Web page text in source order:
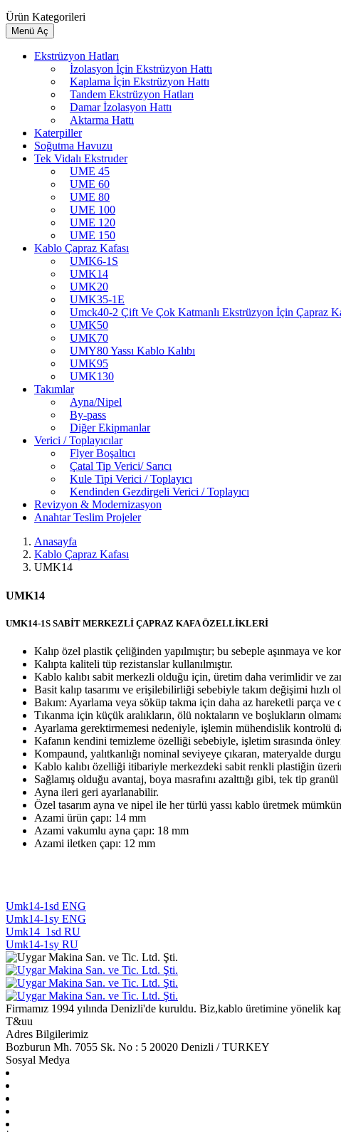
Ürün Kategorileri
Menü Aç
Ekstrüzyon Hatları
İzolasyon İçin Ekstrüzyon Hattı
Kaplama İçin Ekstrüzyon Hattı
Tandem Ekstrüzyon Hatları
Damar İzolasyon Hattı
Aktarma Hattı
Katerpiller
Soğutma Havuzu
Tek Vidalı Ekstruder
UME 45
UME 60
UME 80
UME 100
UME 120
UME 150
Kablo Çapraz Kafası
UMK6-1S
UMK14
UMK20
UMK35-1E
Umck40-2 Çift Ve Çok Katmanlı Ekstrüzyon İçin Çapraz
UMK50
UMK70
UMY80 Yassı Kablo Kalıbı
UMK95
UMK130
Takımlar
Ayna/Nipel
By-pass
Diğer Ekipmanlar
Verici / Toplayıcılar
Flyer Boşaltıcı
Çatal Tip Verici/ Sarıcı
Kule Tipi Verici / Toplayıcı
Kendinden Gezdirgeli Verici / Toplayıcı
Revizyon & Modernizasyon
Anahtar Teslim Projeler
Anasayfa
Kablo Çapraz Kafası
UMK14
UMK14
UMK14-1S SABİT MERKEZLİ ÇAPRAZ KAFA ÖZELLİKLERİ
Kalıp özel plastik çeliğinden yapılmıştır; bu sebeple aşınmaya ve
Kalıpta kaliteli tüp rezistanslar kullanılmıştır.
Kablo kalıbı sabit merkezli olduğu için, üretim daha verimlidir ve
Basit kalıp tasarımı ve erişilebilirliği sebebiyle takım değişimi hızlı
Bakım: Ayarlama veya söküp takma için daha az hareketli parça ve
Tıkanma için küçük aralıkların, ölü noktaların ve boşlukların
Ayarlama gerektirmemesi nedeniyle, işlemin mühendislik kontrolü
Kafanın kendini temizleme özelliği sebebiyle, işletim sırasında
Kompaund, yalıtkanlığı nominal seviyeye çıkaran, materyalde
Kablo kalıbı özelliği itibariyle merkezdeki sabit renkli plastiğin
Sağlamış olduğu avantaj, boya masrafını azalttığı gibi, tek tip
Ayna ileri geri ayarlanabilir.
Özel tasarım ayna ve nipel ile her türlü yassı kablo üretmek
Azami ürün çapı: 14 mm
Azami vakumlu ayna çapı: 18 mm
Azami iletken çapı: 12 mm
Umk14-1sd ENG
Umk14-1sy ENG
Umk14_1sd RU
Umk14-1sy RU
Firmamız 1994 yılında Denizli'de kuruldu. Biz,kablo üretimine yönelik
T&uu
Adres Bilgilerimiz
Bozburun Mh. 7055 Sk. No : 5 20020 Denizli / TURKEY
Sosyal Medya